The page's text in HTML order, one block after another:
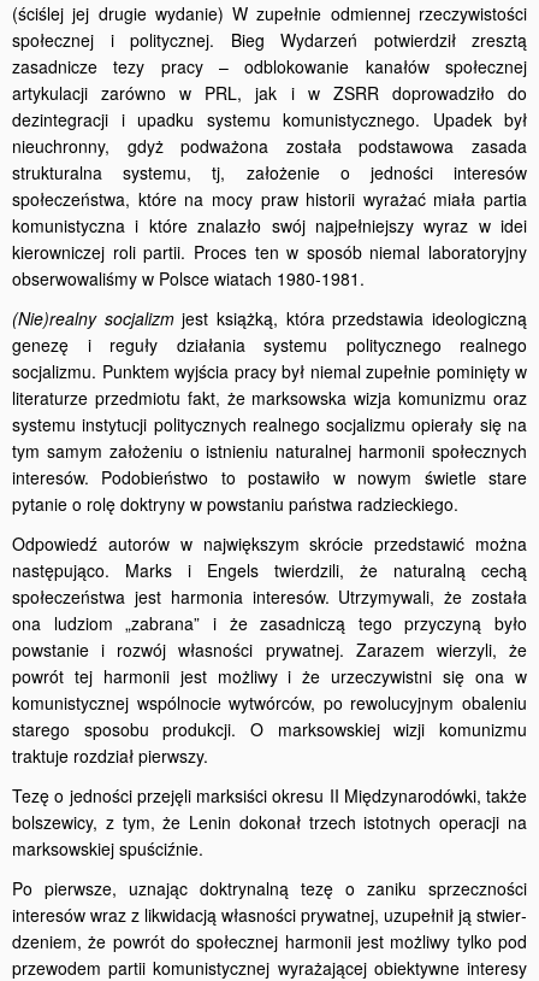
(ściślej jej drugie wydanie) W zupełnie odmiennej rzeczywistości
społecznej i politycznej. Bieg Wydarzeń potwierdził zresztą
zasadnicze tezy pracy – odblokowanie kanałów społecznej
artykulacji zarówno w PRL, jak i w ZSRR doprowadziło do
dezintegracji i upadku systemu komunistycznego. Upadek był
nieuchronny, gdyż podważona została podstawowa zasada
strukturalna systemu, tj, założenie o jedności interesów
społeczeństwa, które na mocy praw historii wyrażać miała partia
komunistyczna i które znalazło swój najpełniejszy wyraz w idei
kierowniczej roli partii. Proces ten w sposób niemal laboratoryjny
obserwowaliśmy w Polsce wiatach 1980-1981.
(Nie)realny socjalizmjest książką, która przedstawia ideologiczną
genezę i reguły działania systemu politycznego realnego
socjalizmu. Punktem wyjścia pracy był niemal zupełnie pominięty w
literaturze przedmiotu fakt, że marksowska wizja komunizmu oraz
systemu instytucji politycznych realnego socjalizmu opierały się na
tym samym założeniu o istnieniu naturalnej harmonii społecznych
interesów. Podobieństwo to postawiło w nowym świetle stare
pytanie o rolę doktryny w powstaniu państwa radzieckiego.
Odpowiedź autorów w największym skrócie przedstawić można
następująco. Marks i Engels twierdzili, że naturalną cechą
społeczeństwa jest harmonia interesów. Utrzymywali, że została
ona ludziom „zabrana” i że zasadniczą tego przyczyną było
powstanie i rozwój własności prywatnej. Zarazem wierzyli, że
powrót tej harmonii jest możliwy i że urzeczywistni się ona w
komunistycznej wspólnocie wytwórców, po rewolucyjnym obaleniu
starego sposobu produkcji. O marksowskiej wizji komunizmu
traktuje rozdział pierwszy.
Tezę o jedności przejęli marksiści okresu II Międzynarodówki, także
bolszewicy, z tym, że Lenin dokonał trzech istotnych operacji na
marksowskiej spuściźnie.
Po pierwsze, uznając doktrynalną tezę o zaniku sprzeczności
interesów wraz z likwidacją własności prywatnej, uzupełnił ją stwier­
dzeniem, że powrót do społecznej harmonii jest możliwy tylko pod
przewodem partii komunistycznej wyrażającej obiektywne interesy